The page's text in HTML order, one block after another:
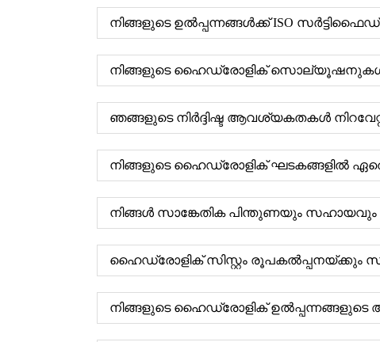
നിങ്ങളുടെ ഉൽപ്പന്നങ്ങൾക്ക് ISO
നിങ്ങളുടെ ഹൈഡ്രോളിക്
ഞങ്ങളുടെ നിർദ്ദിഷ്ട ആവശ്യകതകൾ
നിങ്ങളുടെ ഹൈഡ്രോളിക് ഘടകങ്ങളിൽ
നിങ്ങൾ സാങ്കേതിക പിന്തുണയും സഹായവും
ഹൈഡ്രോളിക് സിസ്റ്റം രൂപകൽപ്പനയ്ക്കും
നിങ്ങളുടെ ഹൈഡ്രോളിക്